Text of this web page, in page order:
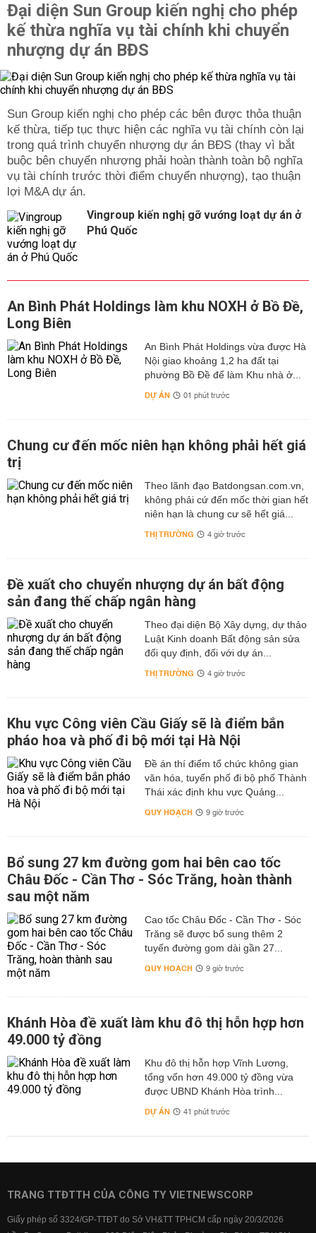
Đại diện Sun Group kiến nghị cho phép
kế thừa nghĩa vụ tài chính khi chuyển
nhượng dự án BĐS
Sun Group kiến nghị cho phép các bên được thỏa thuận
kế thừa, tiếp tục thực hiện các nghĩa vụ tài chính còn lại
trong quá trình chuyển nhượng dự án BĐS (thay vì bắt
buộc bên chuyển nhượng phải hoàn thành toàn bộ nghĩa
vụ tài chính trước thời điểm chuyển nhượng), tạo thuận
lợi M&A dự án.
Vingroup kiến nghị gỡ vướng loạt dự án ở
Phú Quốc
An Bình Phát Holdings làm khu NOXH ở Bồ Đề,
Long Biên
An Bình Phát Holdings vừa được Hà
Nội giao khoảng 1,2 ha đất tại
phường Bồ Đề để làm Khu nhà ở...
DỰ ÁN 01 phút trước
Chung cư đến mốc niên hạn không phải hết giá
trị
Theo lãnh đạo Batdongsan.com.vn,
không phải cứ đến mốc thời gian hết
niên hạn là chung cư sẽ hết giá...
THỊ TRƯỜNG 4 giờ trước
Đề xuất cho chuyển nhượng dự án bất động
sản đang thế chấp ngân hàng
Theo đại diện Bộ Xây dựng, dự thảo
Luật Kinh doanh Bất động sản sửa
đổi quy định, đối với dự án...
THỊ TRƯỜNG 4 giờ trước
Khu vực Công viên Cầu Giấy sẽ là điểm bắn
pháo hoa và phố đi bộ mới tại Hà Nội
Đề án thí điểm tổ chức không gian
văn hóa, tuyến phố đi bộ phố Thành
Thái xác định khu vực Quảng...
QUY HOẠCH 9 giờ trước
Bổ sung 27 km đường gom hai bên cao tốc
Châu Đốc - Cần Thơ - Sóc Trăng, hoàn thành
sau một năm
Cao tốc Châu Đốc - Cần Thơ - Sóc
Trăng sẽ được bổ sung thêm 2
tuyến đường gom dài gần 27...
QUY HOẠCH 9 giờ trước
Khánh Hòa đề xuất làm khu đô thị hỗn hợp hơn
49.000 tỷ đồng
Khu đô thị hỗn hợp Vĩnh Lương,
tổng vốn hơn 49.000 tỷ đồng vừa
được UBND Khánh Hòa trình...
DỰ ÁN 41 phút trước
TRANG TTĐTTH CỦA CÔNG TY VIETNEWSCORP
Giấy phép số 3324/GP-TTĐT do Sở VH&TT TPHCM cấp ngày 20/3/2026